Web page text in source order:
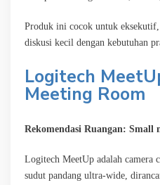
Produk ini cocok untuk
diskusi kecil dengan kebutuhan
Logitech
Meeting Room
Rekomendasi Ruangan: Small
Logitech MeetUp adalah camera
sudut pandang ultra-wide,